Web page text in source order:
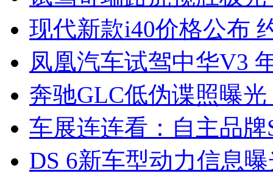
现代新款i40价格公布
凤凰汽车试驾中华V3
奔驰GLC低伪谍照曝
车展连连看：自主品牌
DS 6新车型动力信息